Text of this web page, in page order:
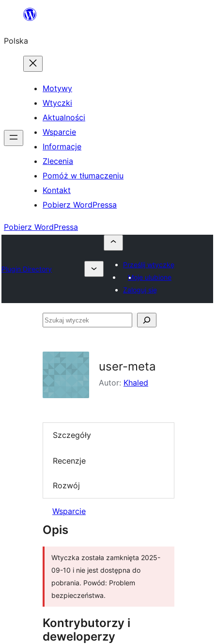
Przejdź
treści
Polska
Motywy
Wtyczki
Aktualności
Wsparcie
Informacje
Zlecenia
Pomóż w tłumaczeniu
Kontakt
Pobierz WordPressa
Pobierz WordPressa
Plugin Directory
Prześlij wtyczkę
Moje ulubione
Zaloguj się
Szukaj
user-meta
Autor: Khaled
Szczegóły
Recenzje
Rozwój
Wsparcie
Opis
Wtyczka została zamknięta 2025-
09-10 i nie jest dostępna do
pobrania. Powód: Problem
bezpieczeństwa.
Kontrybutorzy i
deweloperzy